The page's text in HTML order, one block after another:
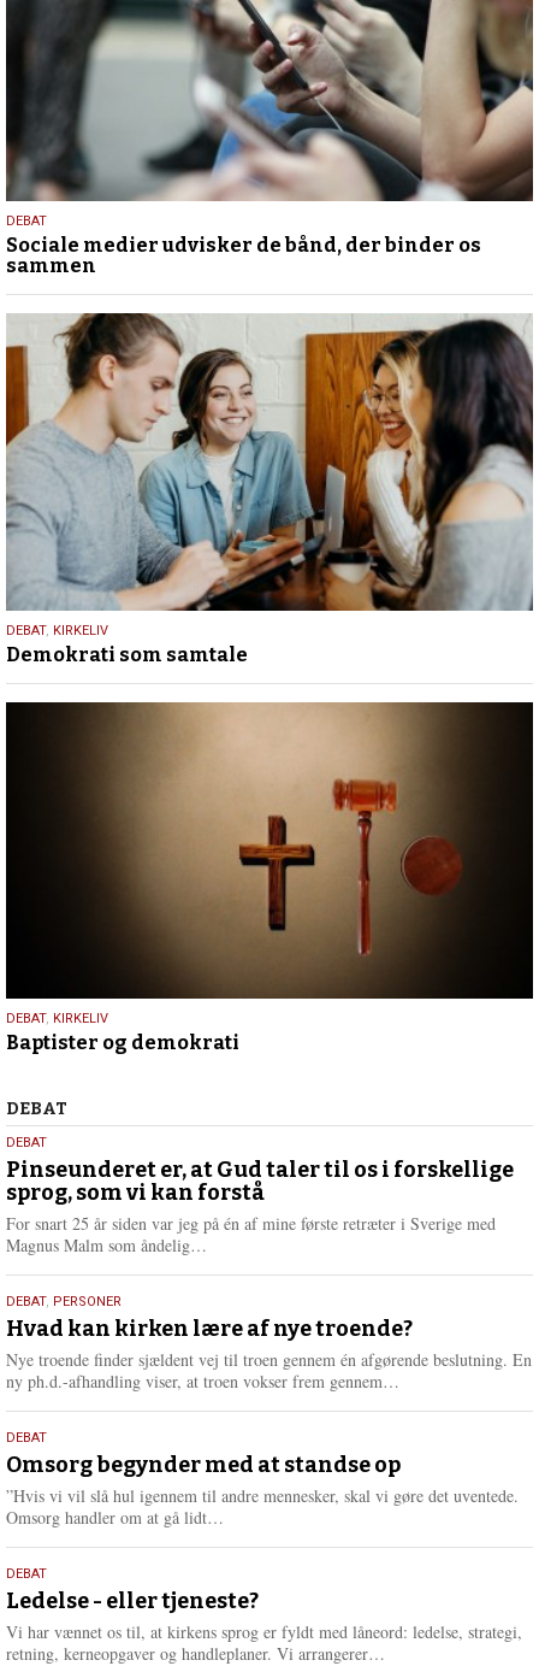
18.
maj
2026
DEBAT
Sociale medier udvisker de bånd, der binder os
sammen
18.
maj
2026
DEBAT, KIRKELIV
Demokrati som samtale
18.
maj
DEBAT, KIRKELIV
Baptister og demokrati
Debat
DEBAT
5.
august
2026
DEBAT
Pinseunderet er, at Gud taler til os i forskellige
sprog, som vi kan forstå
For snart 25 år siden var jeg på én af mine første retræter i Sverige med
Magnus Malm som åndelig…
e
r
e
25.
juli
2026
DEBAT, PERSONER
Hvad kan kirken lære af nye troende?
Nye troende finder sjældent vej til troen gennem én afgørende beslutning. En
ny ph.d.-afhandling viser, at troen vokser frem gennem…
e
r
e
9.
juli
2026
DEBAT
Omsorg begynder med at standse op
”Hvis vi vil slå hul igennem til andre mennesker, skal vi gøre det uventede.
Omsorg handler om at gå lidt…
e
r
e
10.
juni
2026
DEBAT
Ledelse - eller tjeneste?
Vi har vænnet os til, at kirkens sprog er fyldt med låneord: ledelse, strategi,
retning, kerneopgaver og handleplaner. Vi arrangerer…